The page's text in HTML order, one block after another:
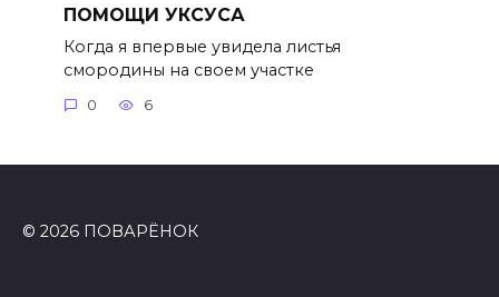
ПОМОЩИ УКСУСА
Когда я впервые увидела листья
смородины на своем участке
0 6
© 2026 ПОВАРЁНОК